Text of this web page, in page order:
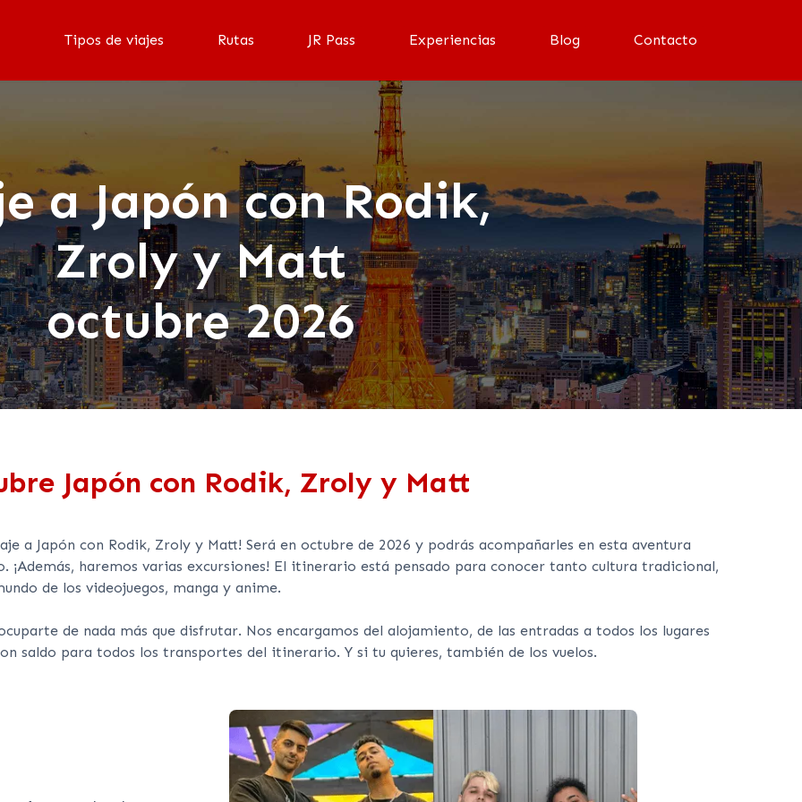
Tipos de viajes Rutas JR Pass Experiencias Blog Contacto
a Japón con Rodik,
Zroly y Matt
octubre 2026
Japón con Rodik, Zroly y Matt
a Japón con Rodik, Zroly y Matt! Será en octubre de 2026 y podrás acompañarles en esta aventura
¡Además, haremos varias excursiones! El itinerario está pensado para conocer tanto cultura tradicional,
de los videojuegos, manga y anime.
de nada más que disfrutar. Nos encargamos del alojamiento, de las entradas a todos los lugares
saldo para todos los transportes del itinerario. Y si tu quieres, también de los vuelos.